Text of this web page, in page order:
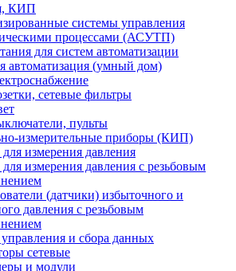
КИП
системы управления
процессами (АСУТП)
для систем автоматизации
автоматизация (умный дом)
сетевые фильтры
пульты
измерительные приборы (КИП)
измерения давления
измерения давления с резьбовым
(датчики) избыточного и
давления с резьбовым
и сбора данных
сетевые
и модули